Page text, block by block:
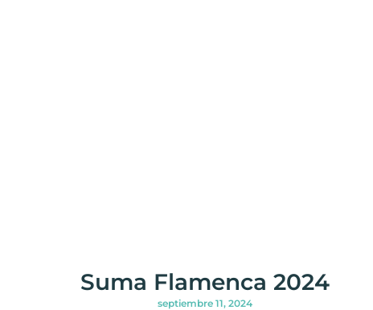
Suma Flamenca 2024
septiembre 11, 2024